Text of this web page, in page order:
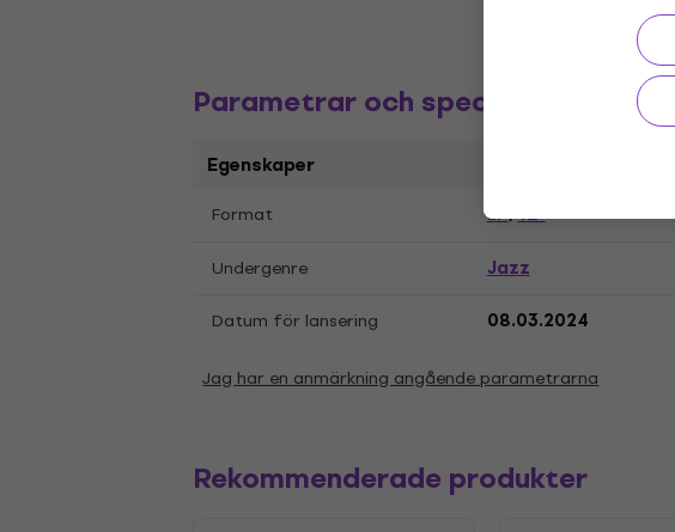
Parametrar och specifikationer
Egenskaper
Format LP,12"
Undergenre Jazz
Datum för lansering 08.03.2024
Jag har en anmärkning angående parametrarna
Rekommenderade produkter